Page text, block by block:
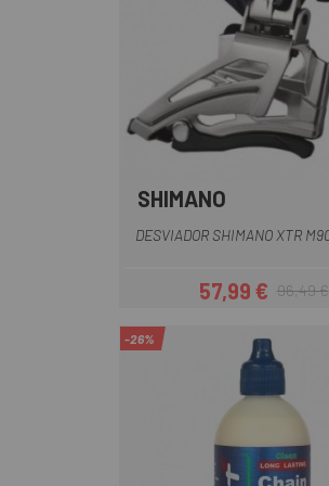
SHIMANO
DESVIADOR SHIMANO XTR
Preu
57,99 €Preu
96,49 €
-26%